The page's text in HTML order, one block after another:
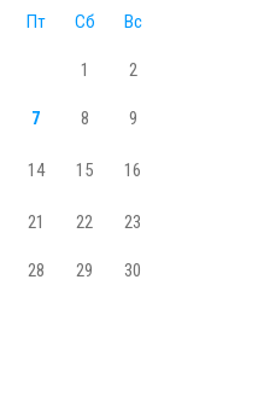
Пт Сб Вс
1 2
7 8 9
14 15 16
21 22 23
28 29 30